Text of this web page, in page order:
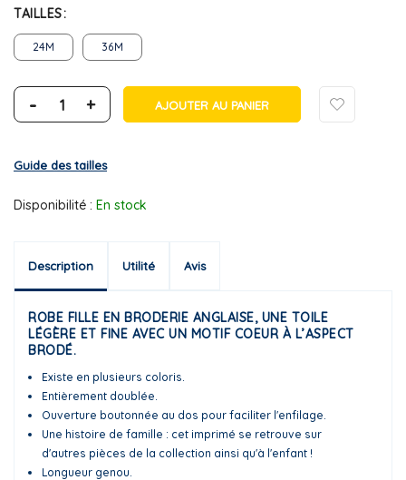
TAILLES
24M 36M
- + AJOUTER AU PANIER
Guide des tailles
Disponibilité : En stock
Description Utilité Avis
ROBE FILLE EN BRODERIE ANGLAISE, UNE TOILE
LÉGÈRE ET FINE AVEC UN MOTIF COEUR À L’ASPECT
BRODÉ.
Existe en plusieurs coloris.
Entièrement doublée.
Ouverture boutonnée au dos pour faciliter l'enfilage.
Une histoire de famille : cet imprimé se retrouve sur
d'autres pièces de la collection ainsi qu'à l'enfant !
Longueur genou.